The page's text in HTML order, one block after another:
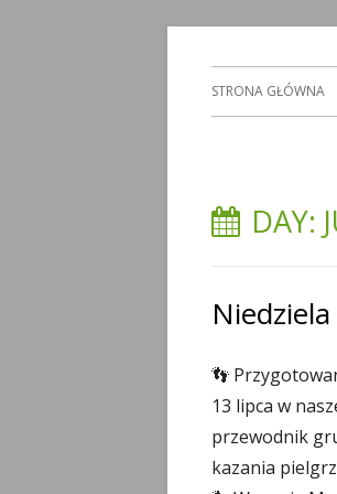
Świętej
Primary
STRONA GŁÓWNA
DAY:
👣
13 lipca w
przewodnik
kazania